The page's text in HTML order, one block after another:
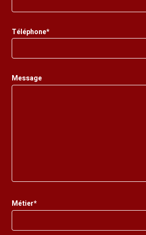
Téléphone*
Message
Métier*